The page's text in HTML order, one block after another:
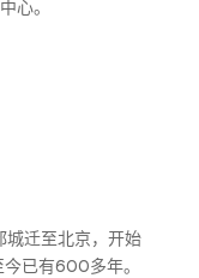
心。
城迁至北京，开始
已有600多年。